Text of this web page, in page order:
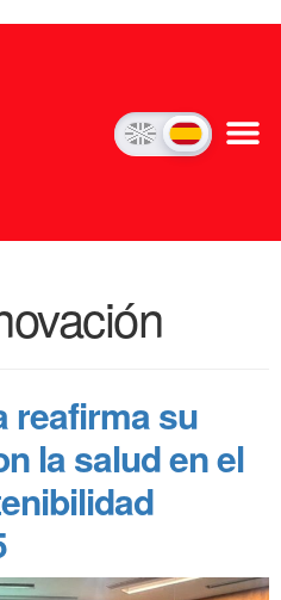
reafirma su
la salud en el